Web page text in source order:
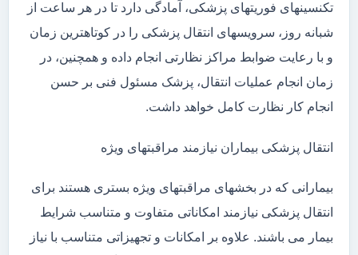
تکنسینهای فوریتهای پزشکی، آمادگی دارد تا در هر ساعت از
شبانه روز، سرویسهای انتقال پزشکی را در کوتاهترین زمان
و با رعایت ضوابط مراکز نظارتی انجام داده و همچنین، در
زمان انجام عملیات انتقال، پزشک مسئول فنی بر حسن
انجام کار نظارت کامل خواهد داشت.
انتقال پزشکی بیماران نیازمند مراقبتهای ویژه
بیمارانی که در بخشهای مراقبتهای ویژه بستری هستند برای
انتقال پزشکی نیازمند امکاناتی متفاوت و متناسب شرایط
بیمار می باشند. علاوه بر امکانات و تجهیزاتی متناسب با نیاز